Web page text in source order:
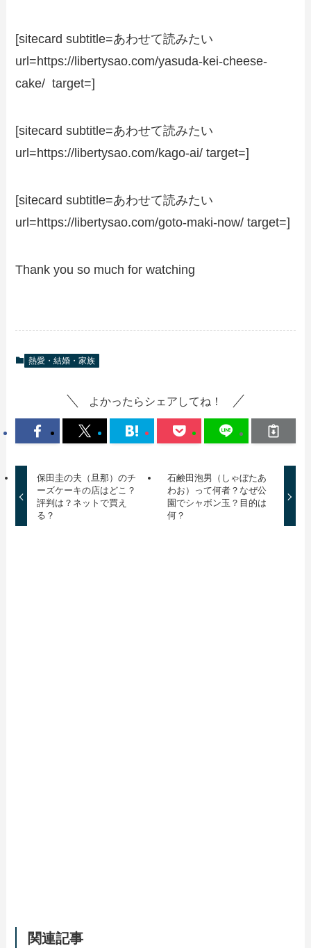
[sitecard subtitle=あわせて読みたい
url=https://libertysao.com/yasuda-kei-cheese-
cake/ target=]
[sitecard subtitle=あわせて読みたい
url=https://libertysao.com/kago-ai/ target=]
[sitecard subtitle=あわせて読みたい
url=https://libertysao.com/goto-maki-now/ target=]
Thank you so much for watching
熱愛・結婚・家族
よかったらシェアしてね！
保田圭の夫（旦那）のチ
ーズケーキの店はどこ？
評判は？ネットで買え
る？
石鹸田泡男（しゃぼたあ
わお）って何者？なぜ公
園でシャボン玉？目的は
何？
関連記事